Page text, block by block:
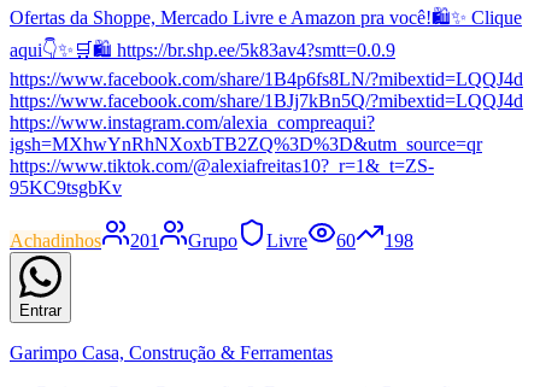
Ofertas da Shoppe, Mercado Livre e Amazon pra você!🛍️✨ Clique
aqui👇✨🛒🛍️ https://br.shp.ee/5k83av4?smtt=0.0.9
https://www.facebook.com/share/1B4p6fs8LN/?mibextid=LQQJ4d
https://www.facebook.com/share/1BJj7kBn5Q/?mibextid=LQQJ4d
https://www.instagram.com/alexia_compreaqui?
igsh=MXhwYnRhNXoxbTB2ZQ%3D%3D&utm_source=qr
https://www.tiktok.com/@alexiafreitas10?_r=1&_t=ZS-
95KC9tsgbKv
Achadinhos 201 Grupo Livre 60 198
Entrar
Garimpo Casa, Construção & Ferramentas